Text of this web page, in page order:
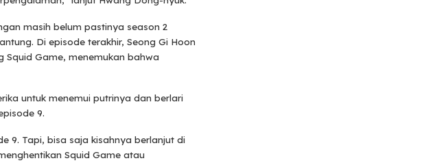
masih belum pastinya season 2
Di episode terakhir, Seong Gi Hoon
Squid Game, menemukan bahwa
untuk menemui putrinya dan berlari
9.
9. Tapi, bisa saja kisahnya berlanjut di
Squid Game atau